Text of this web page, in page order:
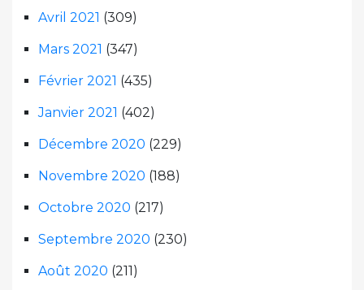
Avril 2021 (309)
Mars 2021 (347)
Février 2021 (435)
Janvier 2021 (402)
Décembre 2020 (229)
Novembre 2020 (188)
Octobre 2020 (217)
Septembre 2020 (230)
Août 2020 (211)